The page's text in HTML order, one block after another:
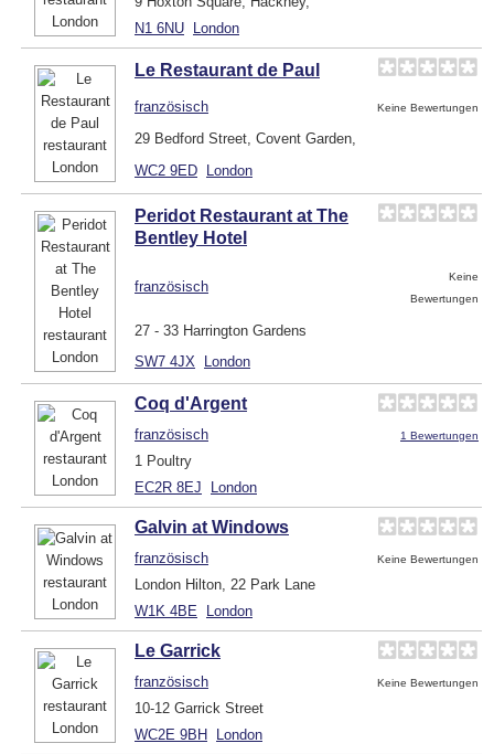
N1 6NU London
Le Restaurant de Paul
französisch Keine Bewertungen
29 Bedford Street, Covent Garden,
WC2 9ED London
Peridot Restaurant at The
Bentley Hotel
französisch
Keine
Bewertungen
27 - 33 Harrington Gardens
SW7 4JX
London
Coq d'Argent
französisch 1 Bewertungen
1 Poultry
EC2R 8EJ
London
Galvin at Windows
französisch Keine Bewertungen
London Hilton, 22 Park Lane
W1K 4BE
London
Le Garrick
französisch Keine Bewertungen
10-12 Garrick Street
WC2E 9BH London